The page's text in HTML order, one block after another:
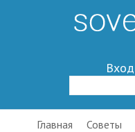
Вход
Главная Советы